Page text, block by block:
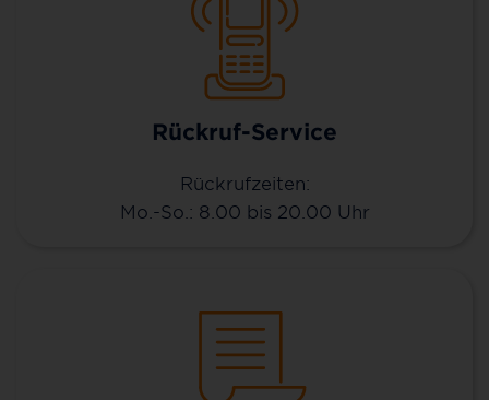
Rückruf-Service
Rückrufzeiten:
Mo.-So.: 8.00 bis 20.00 Uhr